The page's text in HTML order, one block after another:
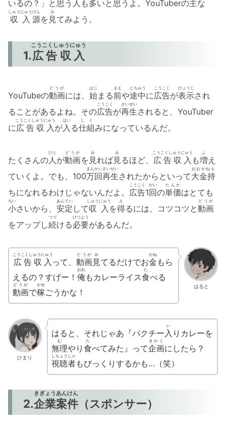
いるの？」と 思 う 人 も多いと 思 うよ。YouTuberの主な
収入
しゅうにゅう
源
げん
を 見
み
てみよう。
1.広告収入
こうこくしゅうにゅう
YouTubeの動画
どうが
には、 始
はじ
まる前
まえ
や途中
とちゅう
に 広告
こうこく
が表示
ひょうじ
され
ることがあるよね。その広告
こうこく
が再生
さいせい
されると、YouTuber
に 広告収入
こうこくしゅうにゅう
が入
はい
る仕組
しく
みになっているんだ。
たくさんの人
ひと
が動画
どうが
を 見
み
れば見
み
るほど、 広告収入
こうこくしゅうにゅう
も増
ふ
え
ていくよ。でも、100万
まん
回
かい
再生
さいせい
されたからといって大金持
おおがねも
ちになれるわけじゃないんだよ。 広告
こうこく
1回
かい
の単価
たんか
はとても
小
ちい
さいから、 安定
あんてい
して収入
しゅうにゅう
を得
え
るには、コツコツと動画
どうが
をアップし続
つづ
ける必要
ひつよう
があるんだ。
はると
広告収入
こうこくしゅうにゅう
って、 動画
どうが
見
み
てるだけでお金
かね
もら
えるの？すげー！ 俺
おれ
もカレーライス食
た
べる
動画
どうが
で稼
かせ
ごうかな！
ひまり
はると、それじゃあ『パクチー 入
い
りカレーを
無理
む
やり 食
た
べてみた』って企画
きかく
にしたら？
視聴者
しちょうしゃ
もびっくりするかも… （笑）
2.企業
きぎょう
案件
あんけん
（スポンサー）